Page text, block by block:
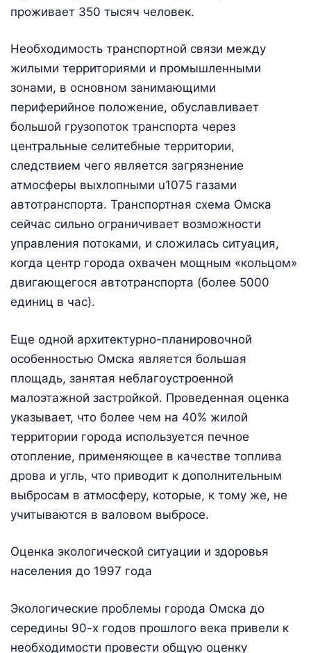
проживает 350 тысяч человек.
Необходимость транспортной связи между
жилыми территориями и промышленными
зонами, в основном занимающими
периферийное положение, обуславливает
большой грузопоток транспорта через
центральные селитебные территории,
следствием чего является загрязнение
атмосферы выхлопными u1075 газами
автотранспорта. Транспортная схема Омска
сейчас сильно ограничивает возможности
управления потоками, и сложилась ситуация,
когда центр города охвачен мощным «кольцом»
двигающегося автотранспорта (более 5000
единиц в час).
Еще одной архитектурно-планировочной
особенностью Омска является большая
площадь, занятая неблагоустроенной
малоэтажной застройкой. Проведенная оценка
указывает, что более чем на 40% жилой
территории города используется печное
отопление, применяющее в качестве топлива
дрова и угль, что приводит к дополнительным
выбросам в атмосферу, которые, к тому же, не
учитываются в валовом выбросе.
Оценка экологической ситуации и здоровья
населения до 1997 года
Экологические проблемы города Омска до
середины 90-х годов прошлого века привели к
необходимости провести общую оценку